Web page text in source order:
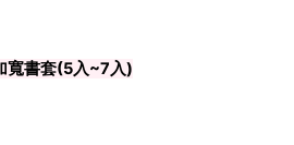
寬書套(5入~7入)